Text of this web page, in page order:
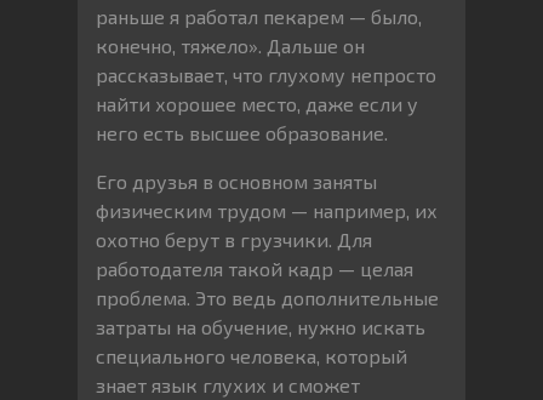
раньше я работал пекарем — было,
конечно, тяжело». Дальше он
рассказывает, что глухому непросто
найти хорошее место, даже если у
него есть высшее образование.
Его друзья в основном заняты
физическим трудом — например, их
охотно берут в грузчики. Для
работодателя такой кадр — целая
проблема. Это ведь дополнительные
затраты на обучение, нужно искать
специального человека, который
знает язык глухих и сможет